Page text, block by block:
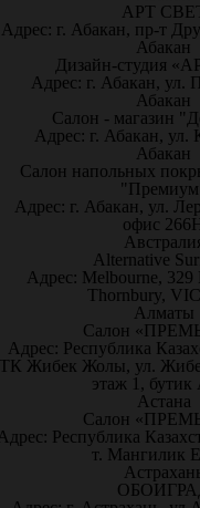
АРТ
Адрес: г. Абакан, пр-т
Абакан
Дизайн-студия
Адрес: г. Абакан, ул.
Абакан
Салон - магазин
Адрес: г. Абакан, ул.
Абакан
Салон напольных
Адрес: г. Абакан, ул.
офис
Alternative
Адрес: Melbourne, 329
Thornbury,
Алматы
Салон
Адрес: Республика
Жибек Жолы, ул.
этаж 1, бутик
Астана
Салон
Республика
т. Мангилик